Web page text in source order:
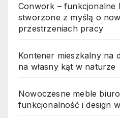
Conwork – funkcjonalne
stworzone z myślą o
przestrzeniach pracy
Kontener mieszkalny na
na własny kąt w naturze
Nowoczesne meble
funkcjonalność i design